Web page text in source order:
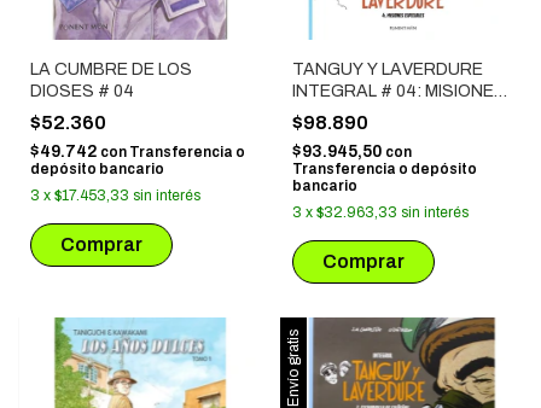
LA CUMBRE DE LOS
DIOSES # 04
$52.360
$49.742 con Transferencia o
depósito bancario
3 x $17.453,33 sin interés
TANGUY Y LAVERDURE
INTEGRAL # 04: MISIONES
ESPECIALES
$98.890
$93.945,50 con
Transferencia o depósito
bancario
3 x $32.963,33 sin interés
Envío gratis